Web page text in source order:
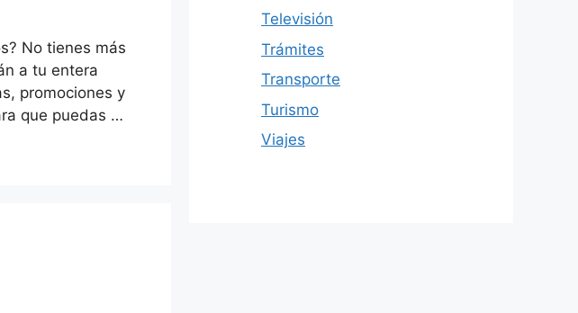
No tienes más
a tu entera
promociones y
que puedas …
Televisión
Trámites
Transporte
Turismo
Viajes